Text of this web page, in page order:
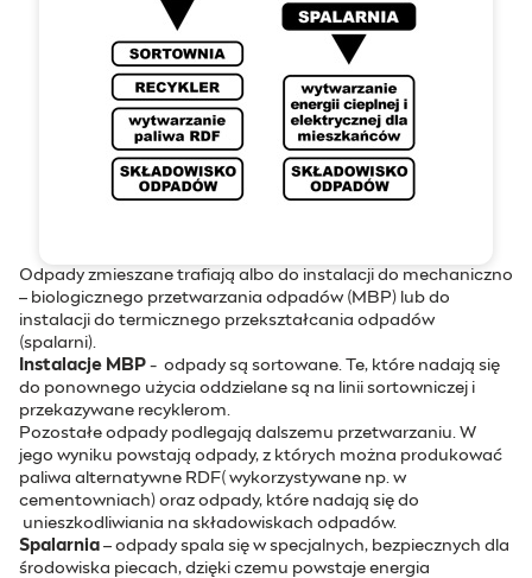
Odpady zmieszane trafiają albo do instalacji do mechaniczno
– biologicznego przetwarzania odpadów (MBP) lub do
instalacji do termicznego przekształcania odpadów
(spalarni).
Instalacje MBP - odpady są sortowane. Te, które nadają się
do ponownego użycia oddzielane są na linii sortowniczej i
przekazywane recyklerom.
Pozostałe odpady podlegają dalszemu przetwarzaniu. W
jego wyniku powstają odpady, z których można produkować
paliwa alternatywne RDF( wykorzystywane np. w
cementowniach) oraz odpady, które nadają się do
unieszkodliwiania na składowiskach odpadów.
Spalarnia – odpady spala się w specjalnych, bezpiecznych dla
środowiska piecach, dzięki czemu powstaje energia